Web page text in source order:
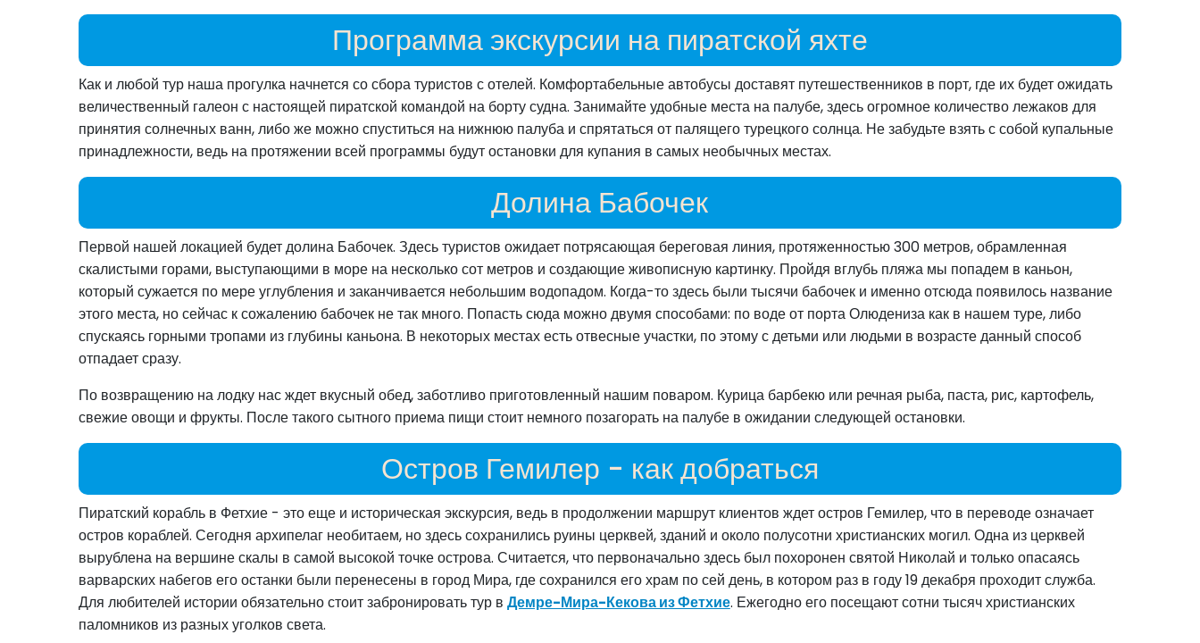
Программа экскурсии на пиратской яхте
Как и любой тур наша прогулка начнется со сбора туристов с отелей. Комфортабельные автобусы доставят путешественников в порт, где их будет ожидать
величественный галеон с настоящей пиратской командой на борту судна. Занимайте удобные места на палубе, здесь огромное количество лежаков для
принятия солнечных ванн, либо же можно спуститься на нижнюю палуба и спрятаться от палящего турецкого солнца. Не забудьте взять с собой купальные
принадлежности, ведь на протяжении всей программы будут остановки для купания в самых необычных местах.
Долина Бабочек
Первой нашей локацией будет долина Бабочек. Здесь туристов ожидает потрясающая береговая линия, протяженностью 300 метров, обрамленная
скалистыми горами, выступающими в море на несколько сот метров и создающие живописную картинку. Пройдя вглубь пляжа мы попадем в каньон,
который сужается по мере углубления и заканчивается небольшим водопадом. Когда-то здесь были тысячи бабочек и именно отсюда появилось название
этого места, но сейчас к сожалению бабочек не так много. Попасть сюда можно двумя способами: по воде от порта Олюдениза как в нашем туре, либо
спускаясь горными тропами из глубины каньона. В некоторых местах есть отвесные участки, по этому с детьми или людьми в возрасте данный способ
отпадает сразу.
По возвращению на лодку нас ждет вкусный обед, заботливо приготовленный нашим поваром. Курица барбекю или речная рыба, паста, рис, картофель,
свежие овощи и фрукты. После такого сытного приема пищи стоит немного позагорать на палубе в ожидании следующей остановки.
Остров Гемилер - как добраться
Пиратский корабль в Фетхие - это еще и историческая экскурсия, ведь в продолжении маршрут клиентов ждет остров Гемилер, что в переводе означает
остров кораблей. Сегодня архипелаг необитаем, но здесь сохранились руины церквей, зданий и около полусотни христианских могил. Одна из церквей
вырублена на вершине скалы в самой высокой точке острова. Считается, что первоначально здесь был похоронен святой Николай и только опасаясь
варварских набегов его останки были перенесены в город Мира, где сохранился его храм по сей день, в котором раз в году 19 декабря проходит служба.
Для любителей истории обязательно стоит забронировать тур в Демре-Мира-Кекова из Фетхие. Ежегодно его посещают сотни тысяч христианских
паломников из разных уголков света.